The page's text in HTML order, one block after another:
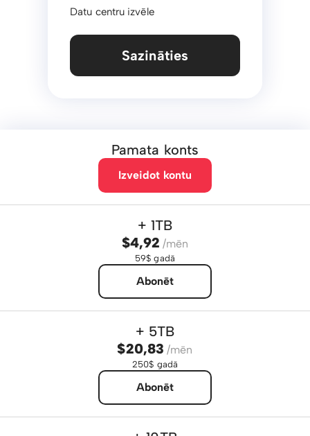
Datu centru izvēle
Sazināties
Pamata konts
Izveidot kontu
+ 1TB
$4,92 /mēn
59$ gadā
Abonēt
+ 5TB
$20,83 /mēn
250$ gadā
Abonēt